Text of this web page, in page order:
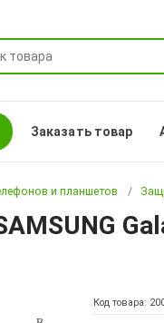
Заказать товар
и планшетов
Код товара: